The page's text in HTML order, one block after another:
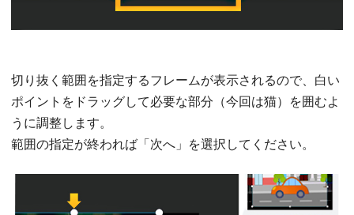
切り抜く範囲を指定するフレームが表示されるので、白い
ポイントをドラッグして必要な部分（今回は猫）を囲むよ
うに調整します。
範囲の指定が終われば「次へ」を選択してください。